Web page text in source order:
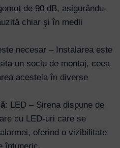
de 90 dB, asigurându-
chiar și în medii
necesar – Instalarea este
un soclu de montaj, ceea
acesteia în diverse
: LED – Sirena dispune de
cu LED-uri care se
oferind o vizibilitate
întuneric.